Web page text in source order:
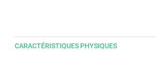
CARACTÉRISTIQUES PHYSIQUES